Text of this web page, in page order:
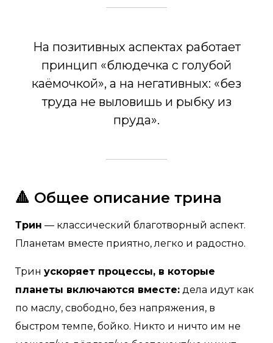
На позитивных аспектах работает
принцип «блюдечка с голубой
каёмочкой», а на негативных: «без
труда не выловишь и рыбку из
пруда».
🔺 Общее описание трина
Трин — классический благотворный аспект.
Планетам вместе приятно, легко и радостно.
Трин ускоряет процессы, в которые
планеты включаются вместе: дела идут как
по маслу, свободно, без напряжения, в
быстром темпе, бойко. Никто и ничто им не